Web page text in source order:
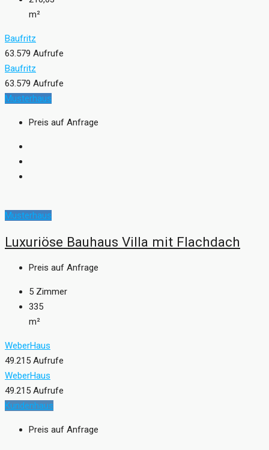
m²
Baufritz
63.579 Aufrufe
Baufritz
63.579 Aufrufe
Musterhaus
Preis auf Anfrage
Musterhaus
Luxuriöse Bauhaus Villa mit Flachdach
Preis auf Anfrage
5 Zimmer
335
m²
WeberHaus
49.215 Aufrufe
WeberHaus
49.215 Aufrufe
Kundenhaus
Preis auf Anfrage